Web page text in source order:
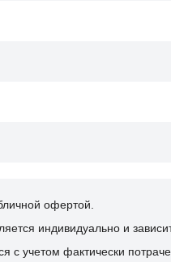
офертой.
индивидуально и
с учетом фактически